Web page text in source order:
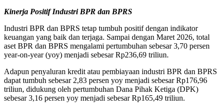
Kinerja Positif Industri BPR dan BPRS
Industri BPR dan BPRS tetap tumbuh positif dengan indikator
keuangan yang baik dan terjaga. Sampai dengan Maret 2026, total
aset BPR dan BPRS mengalami pertumbuhan sebesar 3,70 persen
year-on-year (yoy) menjadi sebesar Rp236,69 triliun.
Adapun penyaluran kredit atau pembiayaan industri BPR dan BPRS
dapat tumbuh sebesar 2,83 persen yoy menjadi sebesar Rp176,96
triliun, didukung oleh pertumbuhan Dana Pihak Ketiga (DPK)
sebesar 3,16 persen yoy menjadi sebesar Rp165,49 triliun.